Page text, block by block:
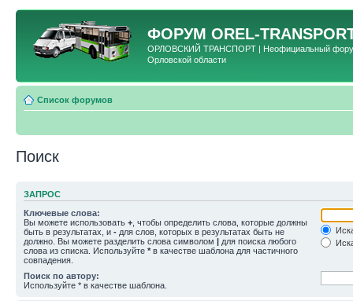
ФОРУМ OREL-
ОРЛОВСКИЙ ТРАНСПОРТ | Неофициальный форум
Орловской области
Список форумов
Поиск
ЗАПРОС
Ключевые слова:
Вы можете использовать + , чтобы определить слова, которые должны
быть в результатах, и - для слов, которых в результатах быть не
должно. Вы можете разделить слова символом | для поиска любого
слова из списка. Используйте * в качестве шаблона для частичного
совпадения.
Поиск по автору:
Используйте * в качестве шаблона.